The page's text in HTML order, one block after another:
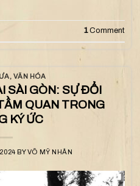
1Comment
, VĂN HÓA
SÀI GÒN: SỰ ĐỔI
QUAN TRONG
KÝ ỨC
BYVÕ MỸ NHÂN